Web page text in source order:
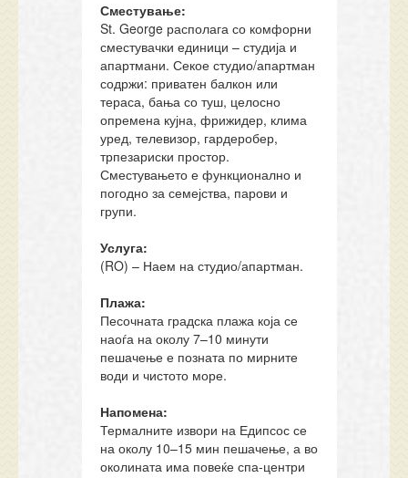
Сместување:
St. George располага со комфорни
сместувачки единици – студија и
апартмани. Секое студио/апартман
содржи: приватен балкон или
тераса, бања со туш, целосно
опремена кујна, фрижидер, клима
уред, телевизор, гардеробер,
трпезариски простор.
Сместувањето е функционално и
погодно за семејства, парови и
групи.
Услуга:
(RO) – Наем на студио/апартман.
Плажа:
Песочната градска плажа која се
наоѓа на околу 7–10 минути
пешачење е позната по мирните
води и чистото море.
Напомена:
Термалните извори на Едипсос се
на околу 10–15 мин пешачење, а во
околината има повеќе спа-центри